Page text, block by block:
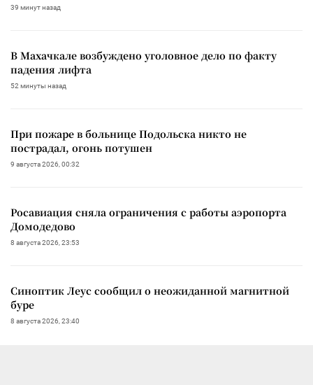
39 минут назад
В Махачкале возбуждено уголовное дело по факту
падения лифта
52 минуты назад
При пожаре в больнице Подольска никто не
пострадал, огонь потушен
9 августа 2026, 00:32
Росавиация сняла ограничения с работы аэропорта
Домодедово
8 августа 2026, 23:53
Синоптик Леус сообщил о неожиданной магнитной
буре
8 августа 2026, 23:40